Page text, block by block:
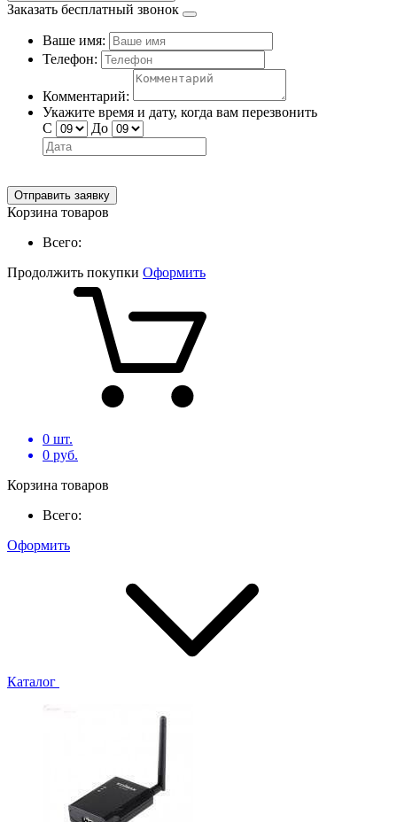
Заказать бесплатный звонок
Ваше имя:
Телефон:
Комментарий:
Укажите время и дату, когда вам перезвонить
С
До
Отправить заявку
Корзина товаров
Всего:
Продолжить покупки Оформить
0 шт.
0 руб.
Корзина товаров
Всего:
Оформить
Каталог